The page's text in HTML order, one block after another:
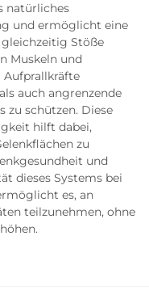
natürliches
und ermöglicht eine
Stöße
Muskeln und
Aufprallkräfte
auch angrenzende
zu schützen. Diese
hilft dabei,
zu
und
dieses Systems bei
es, an
teilzunehmen, ohne